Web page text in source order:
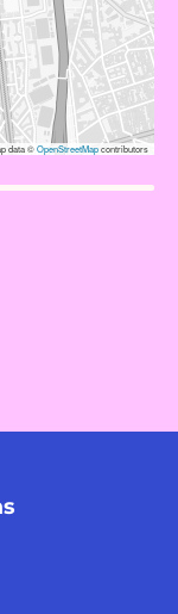
data ©OpenStreetMapcontributors